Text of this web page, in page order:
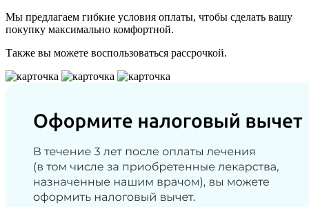
Мы предлагаем гибкие условия оплаты, чтобы сделать вашу
покупку максимально комфортной.
Также вы можете воспользоваться рассрочкой.